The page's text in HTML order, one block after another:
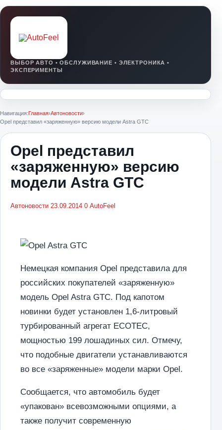
Навигация:Главная›Автоновости›
Opel представил «заряженную» версию модели Astra GTC
Opel представил
«заряженную» версию
модели Astra GTC
Автоновости 23.09.2014 0 AutoFeel
Немецкая компания Opel представила для
российских покупателей «заряженную»
модель Opel Astra GTC. Под капотом
новинки будет установлен 1,6-литровый
турбированный агрегат ECOTEC,
мощностью 199 лошадиных сил. Отмечу,
что подобные двигатели устанавливаются
во все «заряженные» модели марки Opel.
Сообщается, что автомобиль будет
«упакован» всевозможными опциями, а
также получит современную